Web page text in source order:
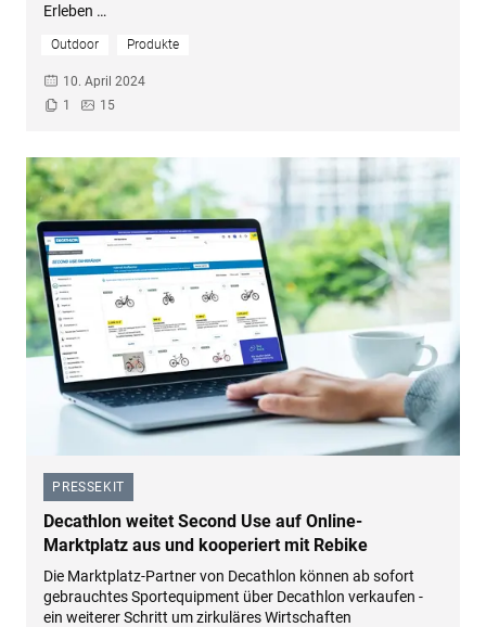
Erleben …
Outdoor Produkte
10. April 2024
1
15
PRESSEKIT
–
Decathlon weitet Second Use auf Online-
Marktplatz aus und kooperiert mit Rebike
Die Marktplatz-Partner von Decathlon können ab sofort
gebrauchtes Sportequipment über Decathlon verkaufen -
ein weiterer Schritt um zirkuläres Wirtschaften